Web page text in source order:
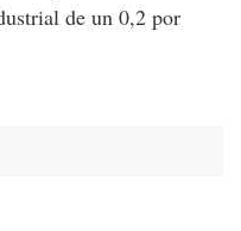
de un 0,2 por